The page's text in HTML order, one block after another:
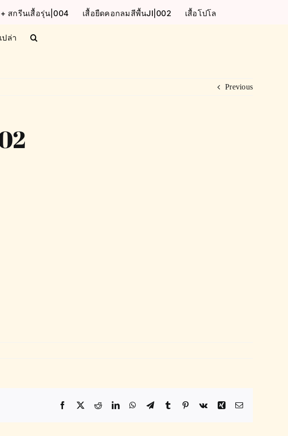
สกรีนเสื้อรุ่น|004 เสื้อยืดคอกลมสีพื้นJI|002 เสื้อโปโล
ปล่า
Previous
Facebook
X RedditLinkedInWhatsApp
TelegramTumblr Pinterest
Vk Xing Email